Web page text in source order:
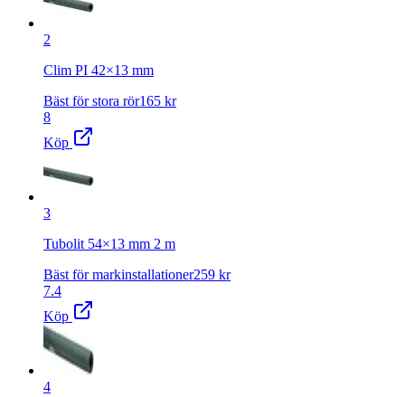
2
Clim PI 42×13 mm
Bäst för stora rör165 kr
8
Köp
3
Tubolit 54×13 mm 2 m
Bäst för markinstallationer259 kr
7.4
Köp
4